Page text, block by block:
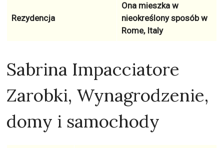
Rezydencja
Ona mieszka w
nieokreślony sposób w
Rome, Italy
Sabrina Impacciatore
Zarobki, Wynagrodzenie,
domy i samochody